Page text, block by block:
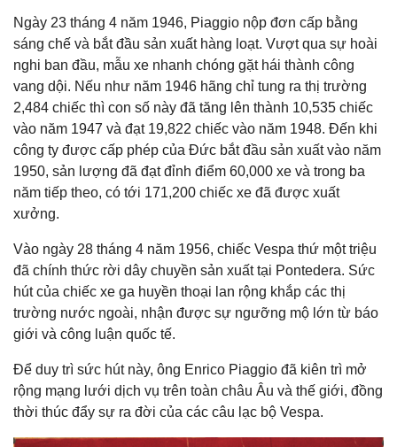
Ngày 23 tháng 4 năm 1946, Piaggio nộp đơn cấp bằng
sáng chế và bắt đầu sản xuất hàng loạt. Vượt qua sự hoài
nghi ban đầu, mẫu xe nhanh chóng gặt hái thành công
vang dội. Nếu như năm 1946 hãng chỉ tung ra thị trường
2,484 chiếc thì con số này đã tăng lên thành 10,535 chiếc
vào năm 1947 và đạt 19,822 chiếc vào năm 1948. Đến khi
công ty được cấp phép của Đức bắt đầu sản xuất vào năm
1950, sản lượng đã đạt đỉnh điểm 60,000 xe và trong ba
năm tiếp theo, có tới 171,200 chiếc xe đã được xuất
xưởng.
Vào ngày 28 tháng 4 năm 1956, chiếc Vespa thứ một triệu
đã chính thức rời dây chuyền sản xuất tại Pontedera. Sức
hút của chiếc xe ga huyền thoại lan rộng khắp các thị
trường nước ngoài, nhận được sự ngưỡng mộ lớn từ báo
giới và công luận quốc tế.
Để duy trì sức hút này, ông Enrico Piaggio đã kiên trì mở
rộng mạng lưới dịch vụ trên toàn châu Âu và thế giới, đồng
thời thúc đẩy sự ra đời của các câu lạc bộ Vespa.